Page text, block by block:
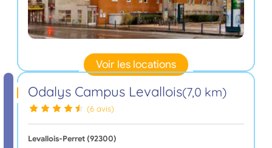
Voir les locations
Odalys Campus Levallois(7,0 km)
(6 avis)
Levallois-Perret (92300)